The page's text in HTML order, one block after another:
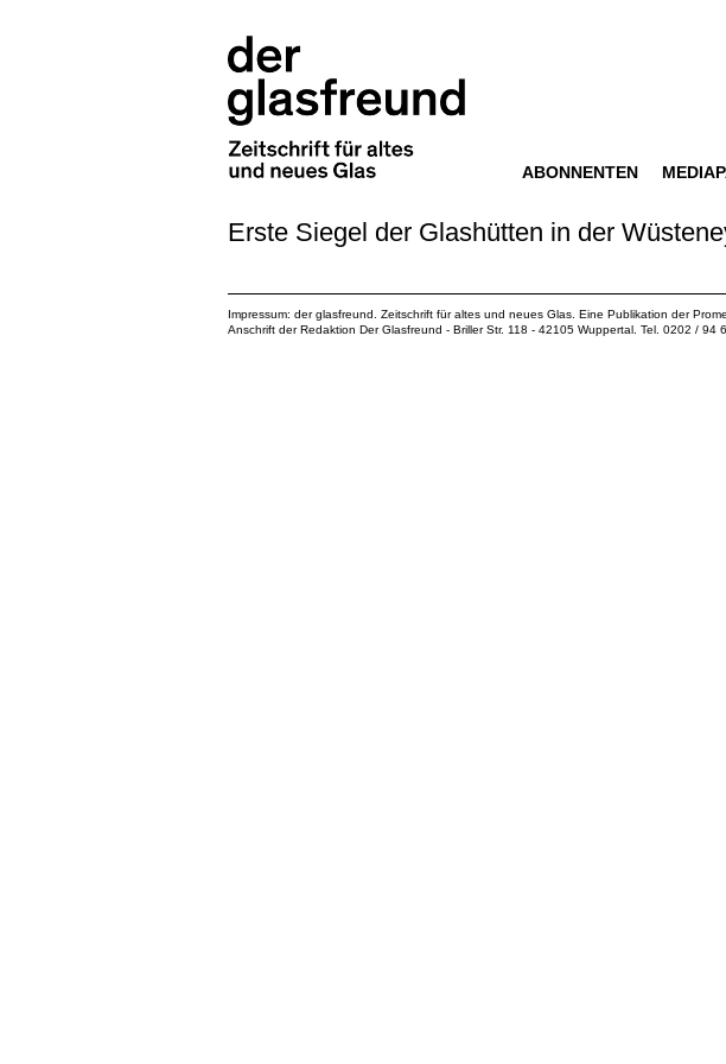
ABONNENTEN
Erste Siegel der Glashütten in der
Impressum: der glasfreund. Zeitschrift für altes und neues Glas. Eine Publikation der
Anschrift der Redaktion Der Glasfreund - Briller Str. 118 - 42105 Wuppertal. Tel. 0202 / 94